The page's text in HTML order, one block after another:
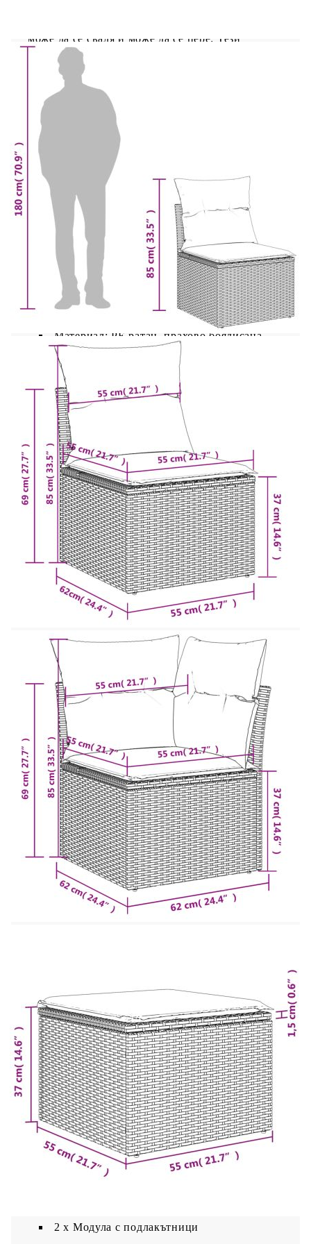
може да се сваля и може да се пере: Тези
възглавници за седалки имат подвижни калъфи
за лесно пране и поддръжка.Модулен дизайн:
Този комплект външни мебели има модулен
дизайн, което го прави напълно гъвкав и лесен
за преместване, така че можете да създадете
персонализирана подредба на външни мебели.
Добре е да се знае:За да сте сигурни, че вашите
външни мебели ще останат красиви, ви
препоръчваме да ги защитите с водоустойчиво
покривало.
Максимален капацитет на натоварване (на
място): 110 кг
UV устойчив
Пластмасови регулируеми крачета
Необходим е монтаж
Ъглова седалка:
Цвят: Кафяв
Материал: PE ратан, прахово боядисана
стомана
Размери: 62 x 62 x 69 см (Ш x Д x В)
Размери на седалката: 55 x 55 cм (Ш x Д)
Височина на седалката от земята: 37 см
Централна седалка:
Цвят: Кафяв
Материал: PE ратан, прахово боядисана
стомана
Размери: 55 x 62 x 69 см (Ш x Д x В)
Размери на седалката: 55 x 55 cм (Ш x Д)
Височина на седалката от земята: 37 см
Модул с подлакътници:
Цвят: Кафяв
Материал: PE ратан, прахово боядисана
стомана
Размери: 71 x 62 x 69 см (Ш x Д x В)
Размери на седалката: 55 x 55 cм (Ш x Д)
Височина на седалката от земята: 37 см
Височина на подлакътника от земята: 55 см
Табуретка:
Цвят: Кафяв
Материал: PE ратан, прахово боядисана
стомана
Размери: 55 x 55 x 37 см (Ш x Д x В)
Размери на седалката: 55 x 55 cм (Ш x Д)
Височина на седалката от земята: 37 см
Материал за пълнеж на възглавницата за
сядане: Дунапрен
Материал за пълнеж на облегалката:
Памучни влакна
Размери на възглавницата на седалката: 55
x 55 x 3 см (Ш x Д x Деб)
Размери на възглавницата за облягане: 55 x
45 x 13 см (Д х Ш x Деб)
Доставката съдържа:
1 x Ъглов фотьойл
2 x Модула с подлакътници